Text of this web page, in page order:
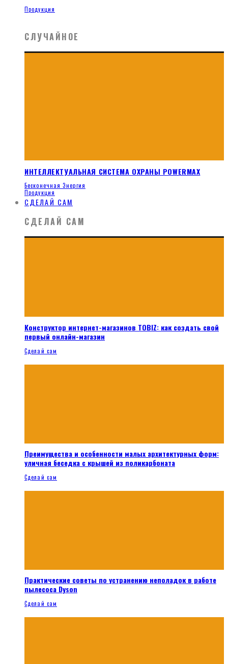
Продукция
СЛУЧАЙНОЕ
ИНТЕЛЛЕКТУАЛЬНАЯ СИСТЕМА ОХРАНЫ POWERMAX
Бесконечная Энергия
Продукция
СДЕЛАЙ САМ
СДЕЛАЙ САМ
Конструктор интернет-магазинов TOBIZ: как создать свой
первый онлайн-магазин
Сделай сам
Преимущества и особенности малых архитектурных форм:
уличная беседка с крышей из поликарбоната
Сделай сам
Практические советы по устранению неполадок в работе
пылесоса Dyson
Сделай сам